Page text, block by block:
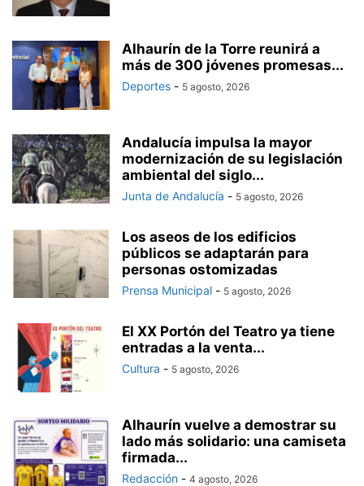
Alhaurín de la Torre reunirá a
más de 300 jóvenes promesas...
Deportes - 5 agosto, 2026
Andalucía impulsa la mayor
modernización de su legislación
ambiental del siglo...
Junta de Andalucía - 5 agosto, 2026
Los aseos de los edificios
públicos se adaptarán para
personas ostomizadas
Prensa Municipal - 5 agosto, 2026
El XX Portón del Teatro ya tiene
entradas a la venta...
Cultura - 5 agosto, 2026
Alhaurín vuelve a demostrar su
lado más solidario: una camiseta
firmada...
Redacción - 4 agosto, 2026